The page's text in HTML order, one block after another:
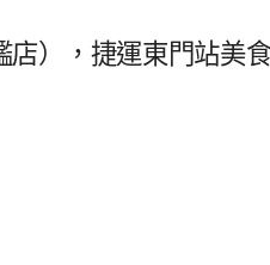
店），捷運東門站美